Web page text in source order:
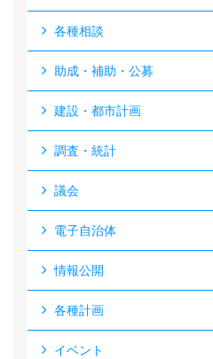
各種相談
助成・補助・公募
建設・都市計画
調査・統計
議会
電子自治体
情報公開
各種計画
イベント